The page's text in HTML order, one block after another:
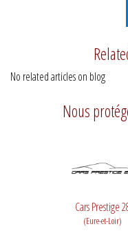
No related articles on blog
Nous
Cars Prestige
(Eure-et-Loir)